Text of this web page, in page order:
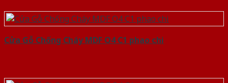
Cửa Gỗ Chống Cháy MDF O4 C1 phao chi